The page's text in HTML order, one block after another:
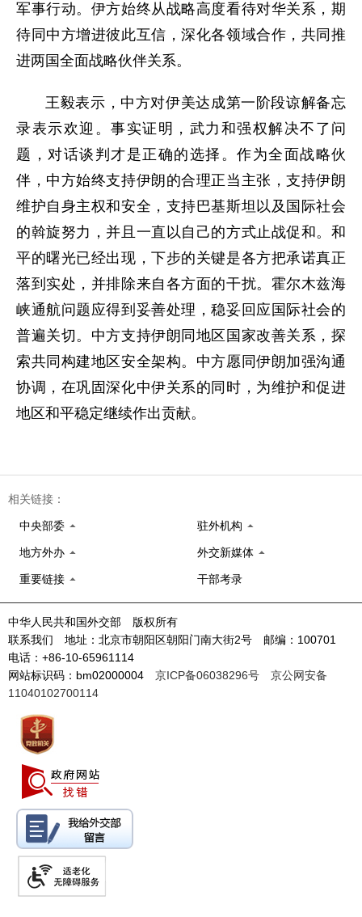
军事行动。伊方始终从战略高度看待对华关系，期
待同中方增进彼此互信，深化各领域合作，共同推
进两国全面战略伙伴关系。
王毅表示，中方对伊美达成第一阶段谅解备忘
录表示欢迎。事实证明，武力和强权解决不了问
题，对话谈判才是正确的选择。作为全面战略伙
伴，中方始终支持伊朗的合理正当主张，支持伊朗
维护自身主权和安全，支持巴基斯坦以及国际社会
的斡旋努力，并且一直以自己的方式止战促和。和
平的曙光已经出现，下步的关键是各方把承诺真正
落到实处，并排除来自各方面的干扰。霍尔木兹海
峡通航问题应得到妥善处理，稳妥回应国际社会的
普遍关切。中方支持伊朗同地区国家改善关系，探
索共同构建地区安全架构。中方愿同伊朗加强沟通
协调，在巩固深化中伊关系的同时，为维护和促进
地区和平稳定继续作出贡献。
相关链接：
中央部委 驻外机构
地方外办 外交新媒体
重要链接 干部考录
中华人民共和国外交部 版权所有
联系我们 地址：北京市朝阳区朝阳门南大街2号 邮编：100701
电话：+86-10-65961114
网站标识码：bm02000004 京ICP备06038296号
京公网安备
11040102700114